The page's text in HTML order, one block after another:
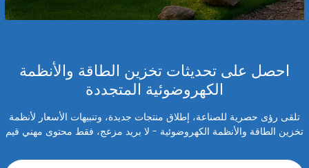
احصل على تحديثات تخزين الطاقة والأنظمة
الكهروضوئية المتجددة
تلقى رؤى حصرية للصناعة، إطلاق منتجات جديدة، وتنبيهات الأسعار لأنظمة
تخزين الطاقة والأنظمة الكهروضوئية - لا بريد مزعج، فقط محتوى مهني قيم